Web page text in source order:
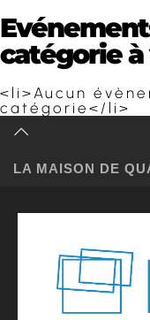
catégorie
<li>Aucun
catégorie</li>
LA MAISON DE